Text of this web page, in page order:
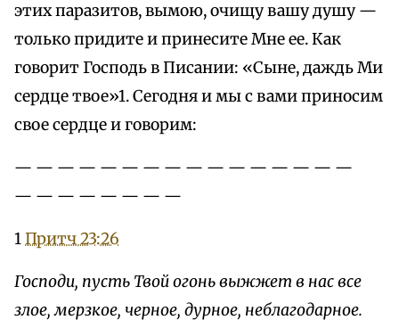
этих паразитов, вымою, очищу вашу душу —
только придите и принесите Мне ее. Как
говорит Господь в Писании: «Сыне, даждь Ми
сердце твое»1. Сегодня и мы с вами приносим
свое сердце и говорим:
— — — — — — — — — — — — — — — —
— — — — — — — —
1Притч 23:26
Господи, пусть Твой огонь выжжет в нас все
злое, мерзкое, черное, дурное, неблагодарное.